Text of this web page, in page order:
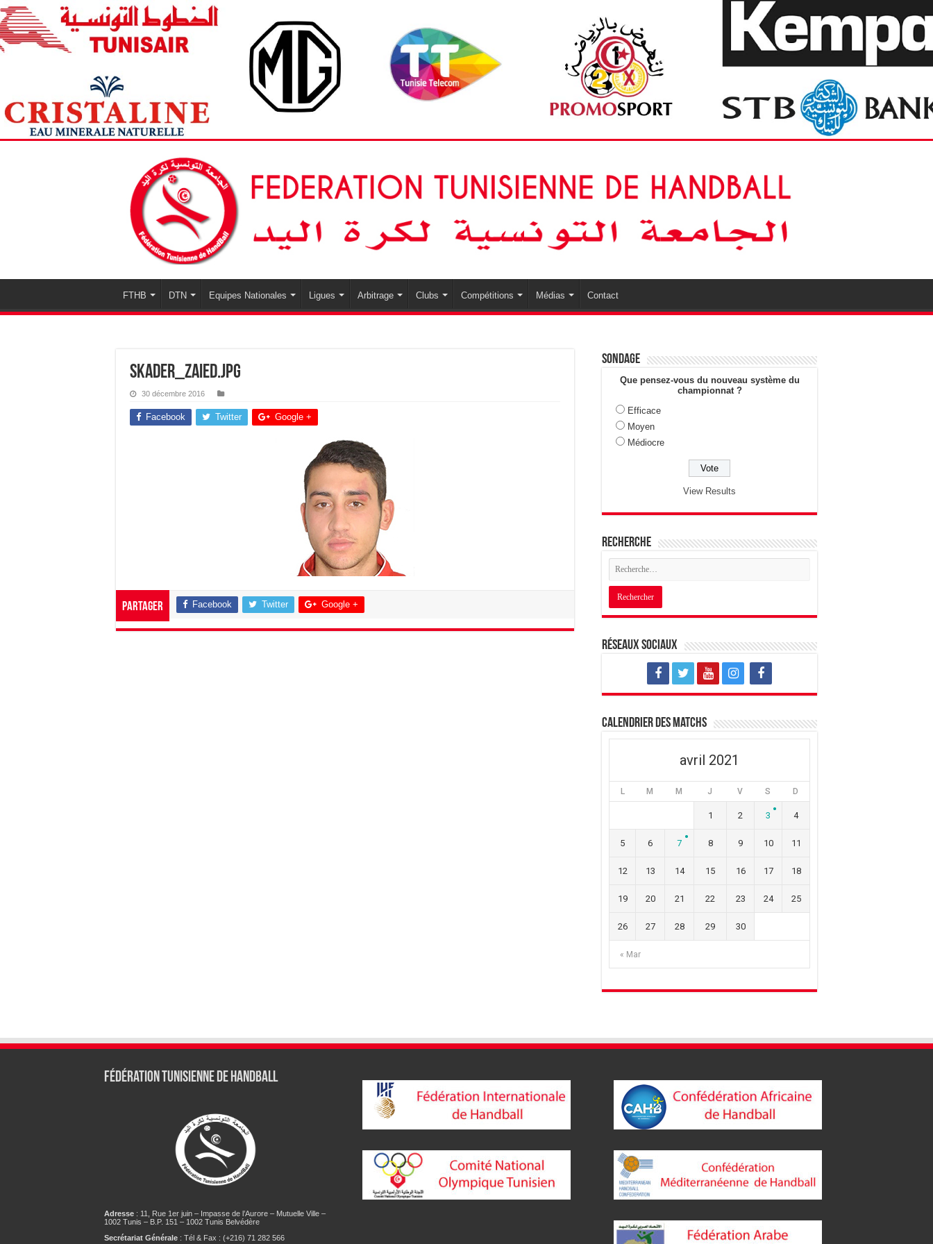
FTHB DTN Equipes Nationales Ligues Arbitrage Clubs Compétitions Médias Contact
skader_zaied.jpg
30 décembre 2016
Facebook Twitter Google +
Partager Facebook Twitter Google +
Sondage
Que pensez-vous du nouveau système du
championnat ?
Efficace
Moyen
Médiocre
View Results
Recherche
Réseaux sociaux
Calendrier des matchs
avril 2021
L M M J V S D
« Mar
1 2 3 4
5 6 7 8 9 10 11
12 13 14 15 16 17 18
19 20 21 22 23 24 25
26 27 28 29 30
Fédération tunisienne de Handball
Adresse: 11, Rue 1er juin – Impasse de l’Aurore – Mutuelle Ville –
1002 Tunis – B.P. 151 – 1002 Tunis Belvédère
Secrétariat Générale: Tél & Fax : (+216) 71 282 566